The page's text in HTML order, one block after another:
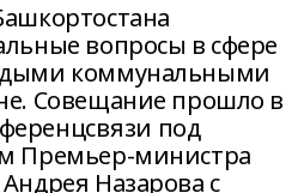
вопросы в сфере
коммунальными
Совещание прошло в
под
Премьер-министра
Назарова с